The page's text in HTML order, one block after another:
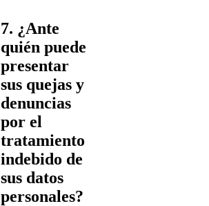
7. ¿Ante
quién puede
presentar
sus quejas y
denuncias
por el
tratamiento
indebido de
sus datos
personales?